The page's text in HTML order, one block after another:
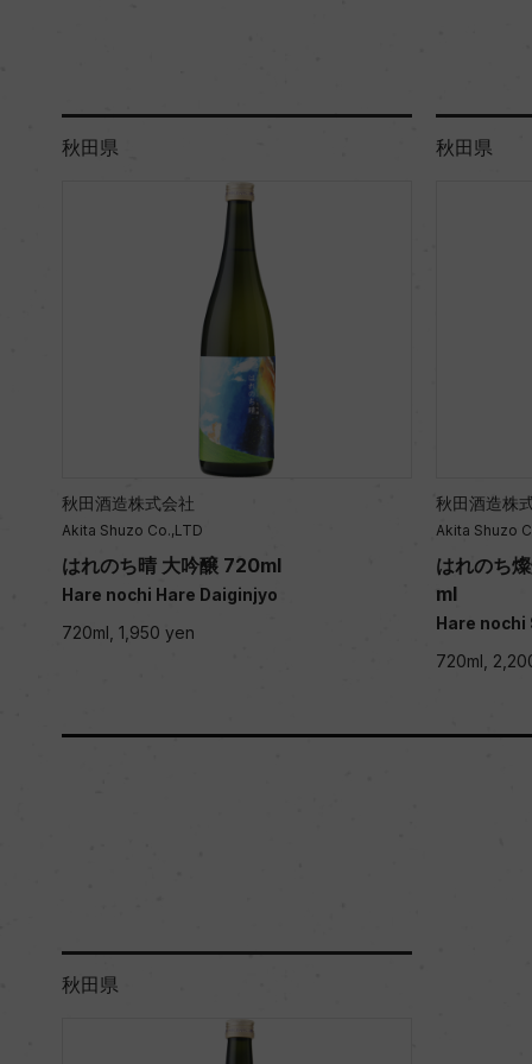
秋田県
秋田酒造株式会社
Akita Shuzo Co.,LTD
はれのち晴 大吟醸 720ml
Hare nochi Hare Daiginjyo
720ml, 1,950 yen
秋田県
秋田酒造株
Akita Shuzo
はれのち
ml
Hare
720ml,
秋田県